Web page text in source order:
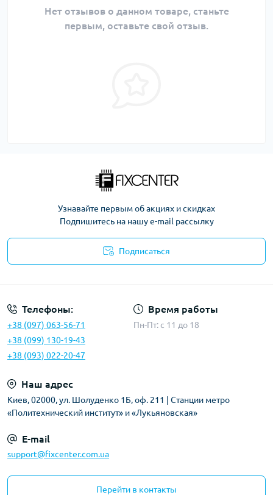
Нет отзывов о данном товаре, станьте
первым, оставьте свой отзыв.
Узнавайте первым об акциях и скидках
Подпишитесь на нашу e-mail рассылку
Подписаться
Телефоны:
+38 (097) 063-56-71
+38 (099) 130-19-43
+38 (093) 022-20-47
Время работы
Пн-Пт: c 11 до 18
Наш адрес
Киев, 02000, ул. Шолуденко 1Б, оф. 211 | Станции метро
«Политехнический институт» и «Лукьяновская»
E-mail
support@fixcenter.com.ua
Перейти в контакты